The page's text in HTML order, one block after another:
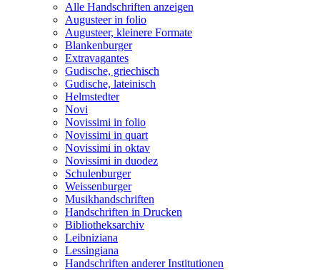
Alle Handschriften anzeigen
Augusteer in folio
Augusteer, kleinere Formate
Blankenburger
Extravagantes
Gudische, griechisch
Gudische, lateinisch
Helmstedter
Novi
Novissimi in folio
Novissimi in quart
Novissimi in oktav
Novissimi in duodez
Schulenburger
Weissenburger
Musikhandschriften
Handschriften in Drucken
Bibliotheksarchiv
Leibniziana
Lessingiana
Handschriften anderer Institutionen